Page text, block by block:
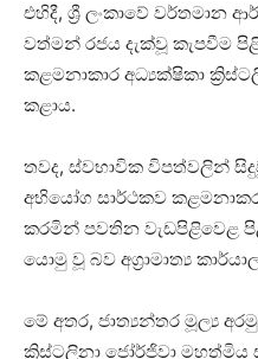
එහිදී, ශ්‍රී ලංකාවේ වර්තමාන
වත්මන් රජය දැක්වූ කැපවීම
කළමනාකාර අධ්‍යක්ෂිකා
කළාය.
තවද, ස්වභාවික විපත්වලින්
අභියෝග සාර්ථකව
කරමින් පවතින වැඩපිළිවෙළ
යොමු වූ බව අග්‍රාමාත්‍ය
මේ අතර, ජාත්‍යන්තර මූල්‍ය
ක්‍රිස්ටලිනා ජෝර්ජිවා මහත්මිය